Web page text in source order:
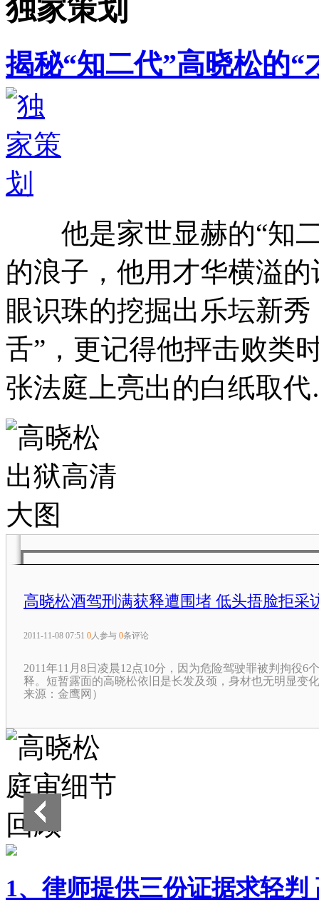
独家策划
揭秘“知二代”高晓松的“
他是家世显赫的“知二
的浪子，他用才华横溢
眼识珠的挖掘出乐坛新
舌”，更记得他抨击败类
张法庭上亮出的白纸取
高晓松酒驾刑满获释遭围堵 低头捂脸拒采
2011-11-08 07:51 0人参与 0条评论
2011年11月8日凌晨12点10分，因为危险驾驶罪被判拘役
释。短暂露面的高晓松依旧是长发及颈，身材也无明显变
来源：金鹰网）
1、律师提供三份证据求轻判